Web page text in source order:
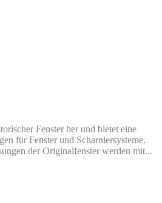
Fenster her und bietet eine
für Fenster und Scharniersysteme.
der Originalfenster werden mit...